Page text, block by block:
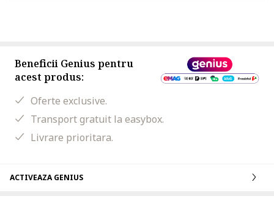
Beneficii Genius pentru
acest produs:
Oferte exclusive.
Transport gratuit la easybox.
Livrare prioritara.
ACTIVEAZA GENIUS